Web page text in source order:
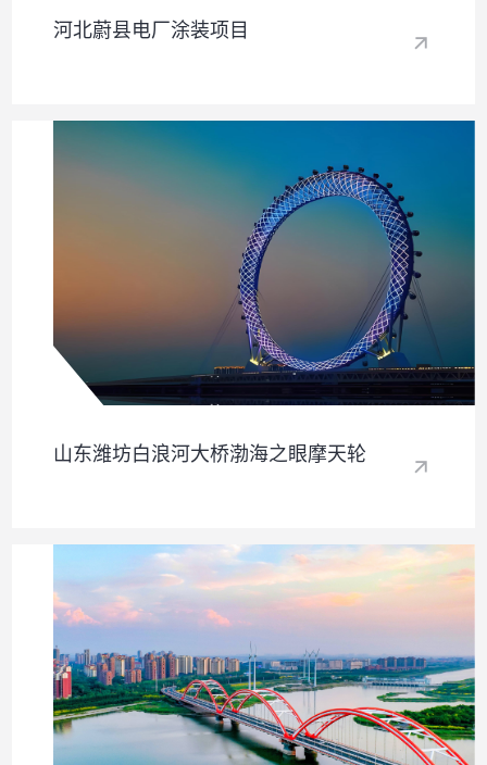
河北蔚县电厂涂装项目
山东潍坊白浪河大桥渤海之眼摩天轮